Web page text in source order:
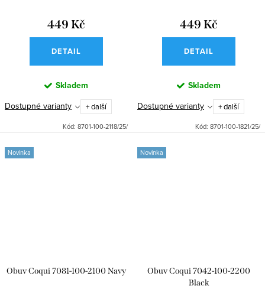
449 Kč
DETAIL
Skladem
Dostupné varianty + další
Kód: 8701-100-2118/25/
449 Kč
DETAIL
Skladem
Dostupné varianty + další
Kód: 8701-100-1821/25/
Novinka
Obuv Coqui 7081-100-2100 Navy
Novinka
Obuv Coqui 7042-100-2200
Black